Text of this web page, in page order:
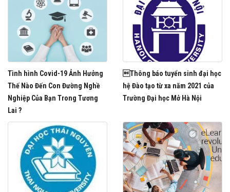
Tình hình Covid-19 Ảnh Hưởng
Thế Nào Đến Con Đường Nghề
Nghiệp Của Bạn Trong Tương
Lai ?
Thông báo tuyển sinh đại học
hệ Đào tạo từ xa năm 2021 của
Trường Đại học Mở Hà Nội